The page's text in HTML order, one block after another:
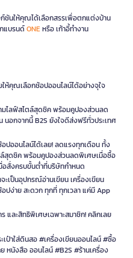
ชันให้คุณได้เลือกสรรเพื่อตกแต่งบ้าน
กแบรนด์ONEหรือ เก้าอี้ทำงาน
ห้คุณเลือกช้อปออนไลน์ได้อย่างจุใจ
มไลฟ์สไตล์สุดชิค พร้อมคูปองส่วนลด
นอกจากนี้ B2S ยังใจดีส่งฟรีทั่วประเทศ
ปออนไลน์ได้เลย! ลดแรงทุกเดือน ทั้ง
ล์สุดชิค พร้อมคูปองส่วนลดพิเศษเมื่อซื้อ
อสั่งครบขั้นต่ำที่บริษัทกำหนด
ะเป็นอุปกรณ์อ่านเขียน เครื่องเขียน
ปง่าย สะดวก ทุกที่ ทุกเวลา แค่มี App
และสิทธิพิเศษเฉพาะสมาชิก! คลิกเลย
ป๋าใส่ดินสอ #เครื่องเขียนออนไลน์ #ซื้อ
หนังสือ ออนไลน์ #B2S #ร้านเครื่อง